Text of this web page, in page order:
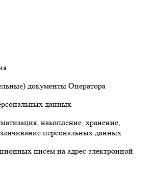
документы Оператора
данных
накопление, хранение,
персональных данных
писем на адрес электронной